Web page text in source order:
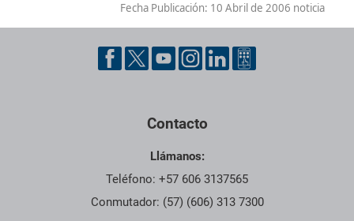
Fecha Publicación: 10 Abril de 2006 noticia
Contacto
Llámanos:
Teléfono: +57 606 3137565
Conmutador: (57) (606) 313 7300